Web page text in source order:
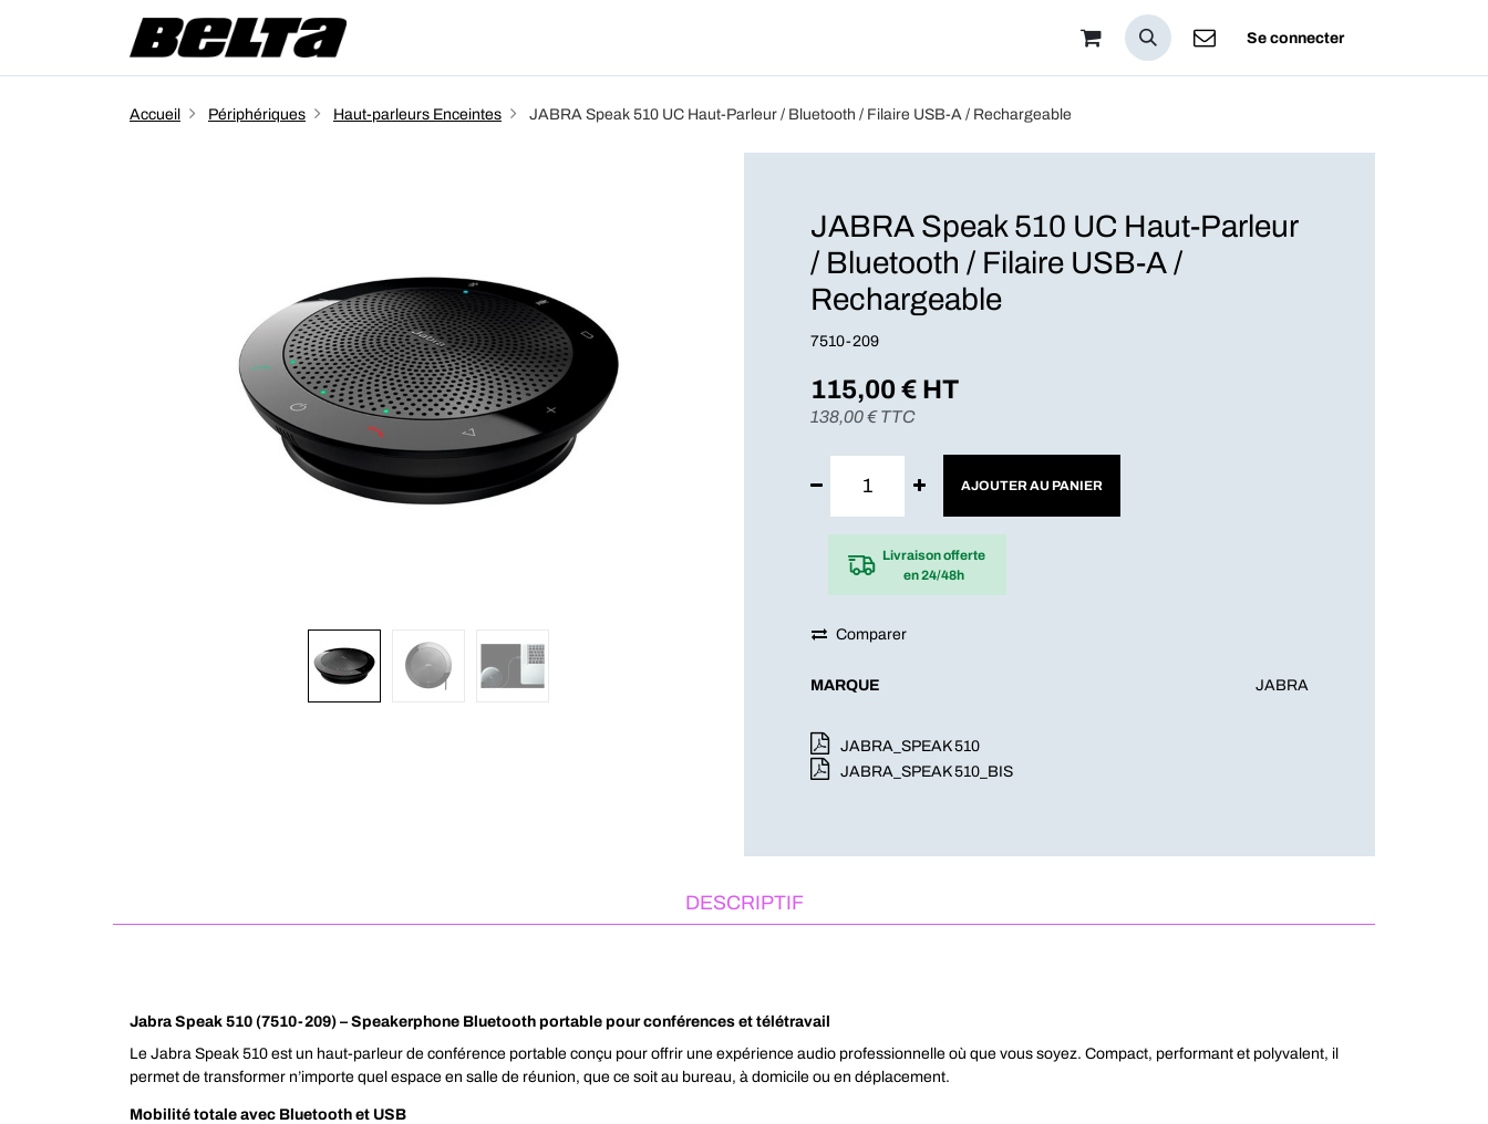
Se connecter
Accueil Périphériques Haut-parleurs Enceintes JABRA Speak 510 UC Haut-Parleur / Bluetooth / Filaire USB-A / Rechargeable
JABRA Speak 510 UC Haut-Parleur
/ Bluetooth / Filaire USB-A /
Rechargeable
7510-209
115,00€ HT
138,00€ TTC
AJOUTER AU PANIER
Livraison offerte
en 24/48h
Comparer
MARQUE JABRA
JABRA_SPEAK 510
JABRA_SPEAK 510_BIS
DESCRIPTIF
Jabra Speak 510 (7510-209) – Speakerphone Bluetooth portable pour conférences et télétravail
Le Jabra Speak 510 est un haut-parleur de conférence portable conçu pour offrir une expérience audio professionnelle où que vous soyez. Compact, performant et polyvalent, il
permet de transformer n’importe quel espace en salle de réunion, que ce soit au bureau, à domicile ou en déplacement.
Mobilité totale avec Bluetooth et USB